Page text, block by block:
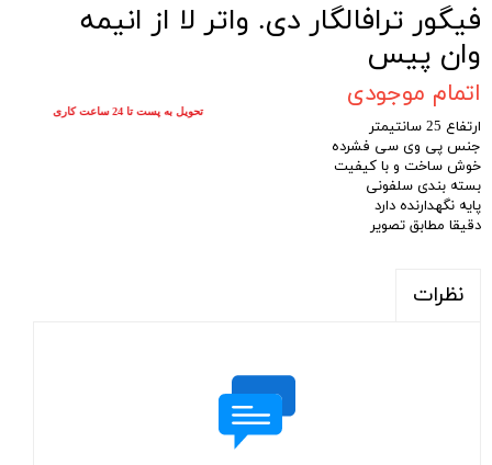
فیگور ترافالگار دی. واتر لا از انیمه
وان پیس
اتمام موجودی
ارتفاع 25 سانتیمتر
جنس پی وی سی فشرده
خوش ساخت و با کیفیت
بسته بندی سلفونی
پایه نگهدارنده دارد
دقیقا مطابق تصویر
نظرات
تحویل به پست تا 24 ساعت کاری